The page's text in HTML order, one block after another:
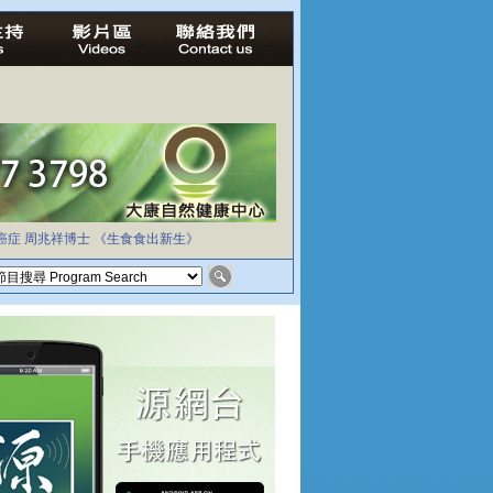
症 周兆祥博士 《生食食出新生》